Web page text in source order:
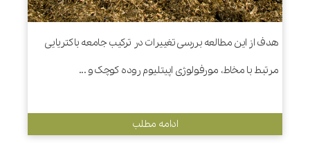
هدف از این مطالعه بررسی تغییرات در ترکیب جامعه باکتریایی
مرتبط با مخاط، مورفولوژی اپیتلیوم روده کوچک و ...
ادامه مطلب